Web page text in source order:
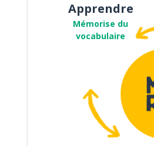
Apprendre
Mémorise du
vocabulaire